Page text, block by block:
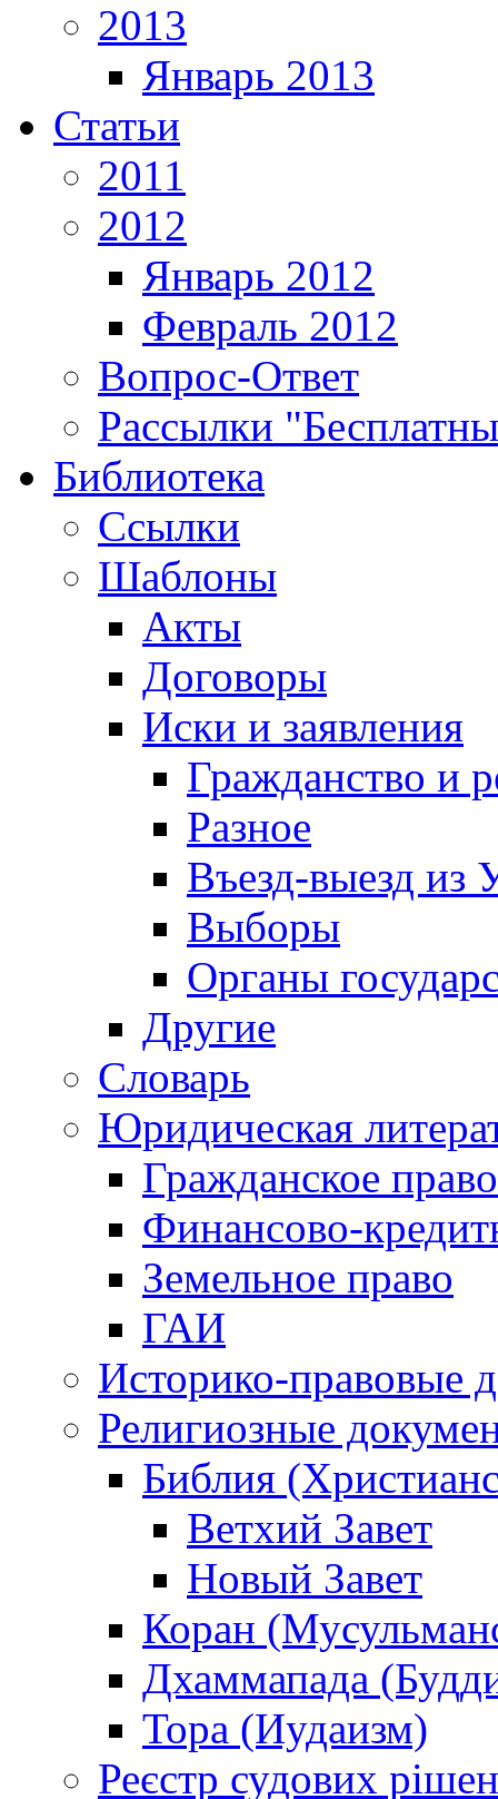
2013
Январь 2013
Статьи
2011
2012
Январь 2012
Февраль 2012
Вопрос-Ответ
Рассылки
Библиотека
Ссылки
Шаблоны
Акты
Договоры
Иски и заявления
Гражданство и
Разное
Въезд-выезд из
Выборы
Органы
Другие
Словарь
Юридическая
Гражданское право
Финансово-
Земельное право
ГАИ
Историко-правовые
Религиозные
Библия
Ветхий Завет
Новый Завет
Коран
Дхаммапада
Тора (Иудаизм)
Реєстр судових